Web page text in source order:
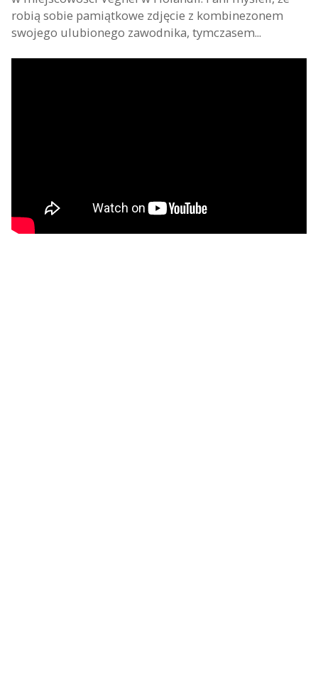
robią sobie pamiątkowe zdjęcie z kombinezonem
swojego ulubionego zawodnika, tymczasem...